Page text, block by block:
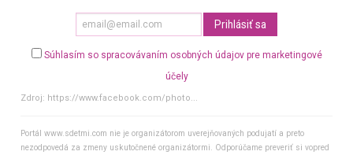
Súhlasím so spracovávaním osobných údajov pre marketingové
účely
Zdroj: https://www.facebook.com/photo...
Portál www.sdetmi.com nie je organizátorom uverejňovaných podujatí a preto
nezodpovedá za zmeny uskutočnené organizátormi. Odporúčame preveriť si vopred